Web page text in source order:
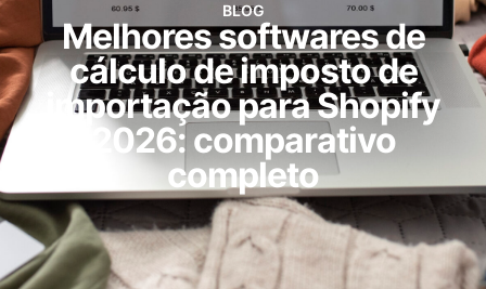
BLOG
Melhores softwares de
cálculo de imposto de
importação para Shopify
2026: comparativo
completo